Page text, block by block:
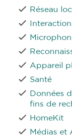
Réseau
Appareil
Santé
Données
fins de
HomeKit
Médias et